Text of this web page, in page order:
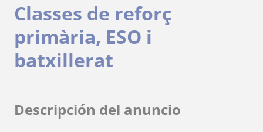
Classes de reforç
primària, ESO i
batxillerat
Descripción del anuncio